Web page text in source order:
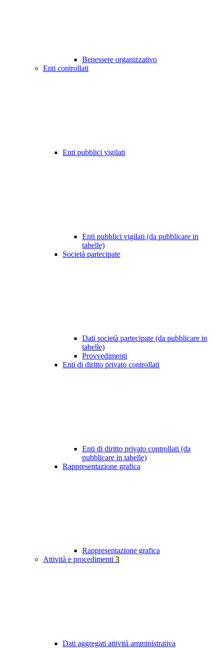
Benessere organizzativo
Enti controllati
Enti pubblici vigilati
Enti pubblici vigilati (da pubblicare in
tabelle)
Società partecipate
Dati società partecipate (da pubblicare in
tabelle)
Provvedimenti
Enti di diritto privato controllati
Enti di diritto privato controllati (da
pubblicare in tabelle)
Rappresentazione grafica
Rappresentazione grafica
Attività e procedimenti 3
Dati aggregati attività amministrativa